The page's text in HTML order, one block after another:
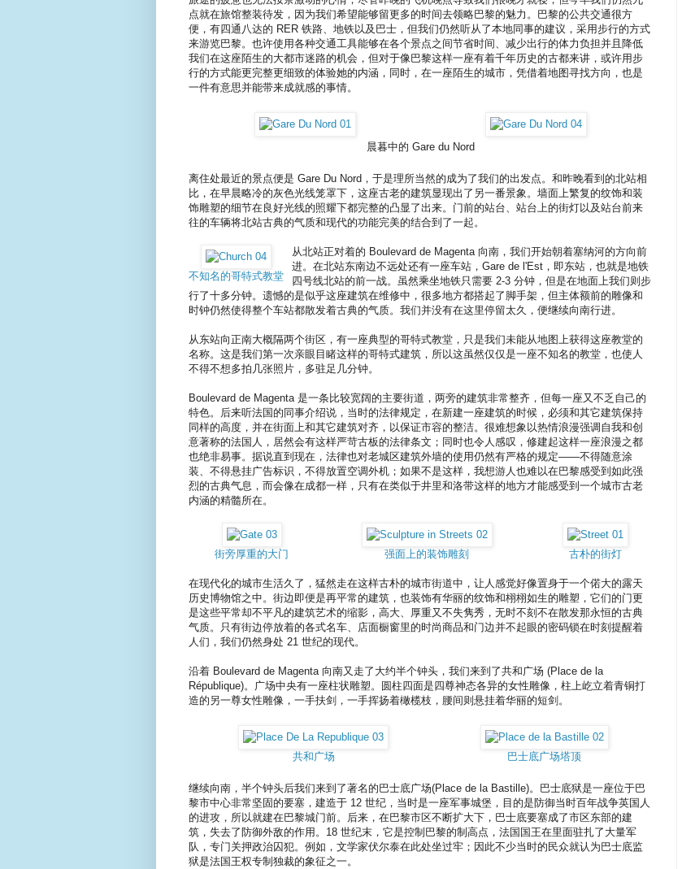
点就在旅馆整装待发，因为我们希望能够留更多的时间去领略巴黎的魅力。巴黎的公共交通很方
便，有四通八达的 RER 铁路、地铁以及巴士，但我们仍然听从了本地同事的建议，采用步行的方式
来游览巴黎。也许使用各种交通工具能够在各个景点之间节省时间、减少出行的体力负担并且降低
我们在这座陌生的大都市迷路的机会，但对于像巴黎这样一座有着千年历史的古都来讲，或许用步
行的方式能更完整更细致的体验她的内涵，同时，在一座陌生的城市，凭借着地图寻找方向，也是
一件有意思并能带来成就感的事情。
晨暮中的 Gare du Nord
离住处最近的景点便是 Gare Du Nord，于是理所当然的成为了我们的出发点。和昨晚看到的北站相
比，在早晨略冷的灰色光线笼罩下，这座古老的建筑显现出了另一番景象。墙面上繁复的纹饰和装
饰雕塑的细节在良好光线的照耀下都完整的凸显了出来。门前的站台、站台上的街灯以及站台前来
往的车辆将北站古典的气质和现代的功能完美的结合到了一起。
不知名的哥特式教堂
从北站正对着的 Boulevard de Magenta 向南，我们开始朝着塞纳河的方向前
进。在北站东南边不远处还有一座车站，Gare de l'Est，即东站，也就是地铁
四号线北站的前一战。虽然乘坐地铁只需要 2-3 分钟，但是在地面上我们则步
行了十多分钟。遗憾的是似乎这座建筑在维修中，很多地方都搭起了脚手架，但主体额前的雕像和
时钟仍然使得整个车站都散发着古典的气质。我们并没有在这里停留太久，便继续向南行进。
从东站向正南大概隔两个街区，有一座典型的哥特式教堂，只是我们未能从地图上获得这座教堂的
名称。这是我们第一次亲眼目睹这样的哥特式建筑，所以这虽然仅仅是一座不知名的教堂，也使人
不得不想多拍几张照片，多驻足几分钟。
Boulevard de Magenta 是一条比较宽阔的主要街道，两旁的建筑非常整齐，但每一座又不乏自己的
特色。后来听法国的同事介绍说，当时的法律规定，在新建一座建筑的时候，必须和其它建筑保持
同样的高度，并在街面上和其它建筑对齐，以保证市容的整洁。很难想象以热情浪漫强调自我和创
意著称的法国人，居然会有这样严苛古板的法律条文；同时也令人感叹，修建起这样一座浪漫之都
也绝非易事。据说直到现在，法律也对老城区建筑外墙的使用仍然有严格的规定——不得随意涂
装、不得悬挂广告标识，不得放置空调外机；如果不是这样，我想游人也难以在巴黎感受到如此强
烈的古典气息，而会像在成都一样，只有在类似于井里和洛带这样的地方才能感受到一个城市古老
内涵的精髓所在。
街旁厚重的大门 强面上的装饰雕刻 古朴的街灯
在现代化的城市生活久了，猛然走在这样古朴的城市街道中，让人感觉好像置身于一个偌大的露天
历史博物馆之中。街边即便是再平常的建筑，也装饰有华丽的纹饰和栩栩如生的雕塑，它们的门更
是这些平常却不平凡的建筑艺术的缩影，高大、厚重又不失隽秀，无时不刻不在散发那永恒的古典
气质。只有街边停放着的各式名车、店面橱窗里的时尚商品和门边并不起眼的密码锁在时刻提醒着
人们，我们仍然身处 21 世纪的现代。
沿着 Boulevard de Magenta 向南又走了大约半个钟头，我们来到了共和广场 (Place de la
République)。广场中央有一座柱状雕塑。圆柱四面是四尊神态各异的女性雕像，柱上屹立着青铜打
造的另一尊女性雕像，一手扶剑，一手挥扬着橄榄枝，腰间则悬挂着华丽的短剑。
共和广场 巴士底广场塔顶
继续向南，半个钟头后我们来到了著名的巴士底广场(Place de la Bastille)。巴士底狱是一座位于巴
黎市中心非常坚固的要塞，建造于 12 世纪，当时是一座军事城堡，目的是防御当时百年战争英国人
的进攻，所以就建在巴黎城门前。后来，在巴黎市区不断扩大下，巴士底要塞成了市区东部的建
筑，失去了防御外敌的作用。18 世纪末，它是控制巴黎的制高点，法国国王在里面驻扎了大量军
队，专门关押政治囚犯。例如，文学家伏尔泰在此处坐过牢；因此不少当时的民众就认为巴士底监
狱是法国王权专制独裁的象征之一。